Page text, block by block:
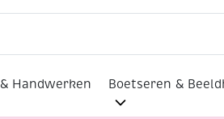
Handwerken Boetseren &